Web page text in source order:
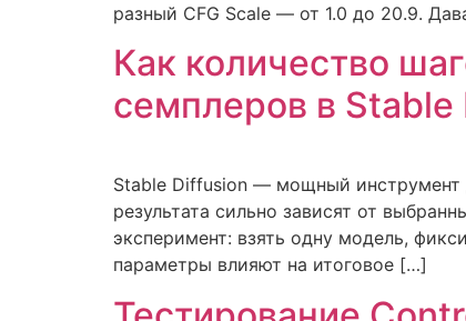
разный CFG Scale — от 1.0 до 20.9.
Как количество
семплеров в Stable
Stable Diffusion — мощный инструмент
результата сильно зависят от
эксперимент: взять одну модель,
параметры влияют на итоговое […]